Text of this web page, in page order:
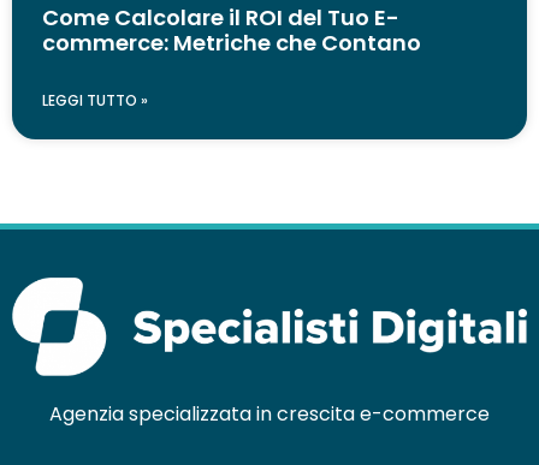
Come Calcolare il ROI del Tuo E-
commerce: Metriche che Contano
LEGGI TUTTO »
Agenzia specializzata in crescita e-commerce